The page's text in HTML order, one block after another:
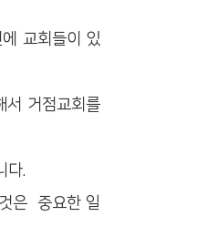
교회들이 있
서 거점교회를
다.
은 중요한 일